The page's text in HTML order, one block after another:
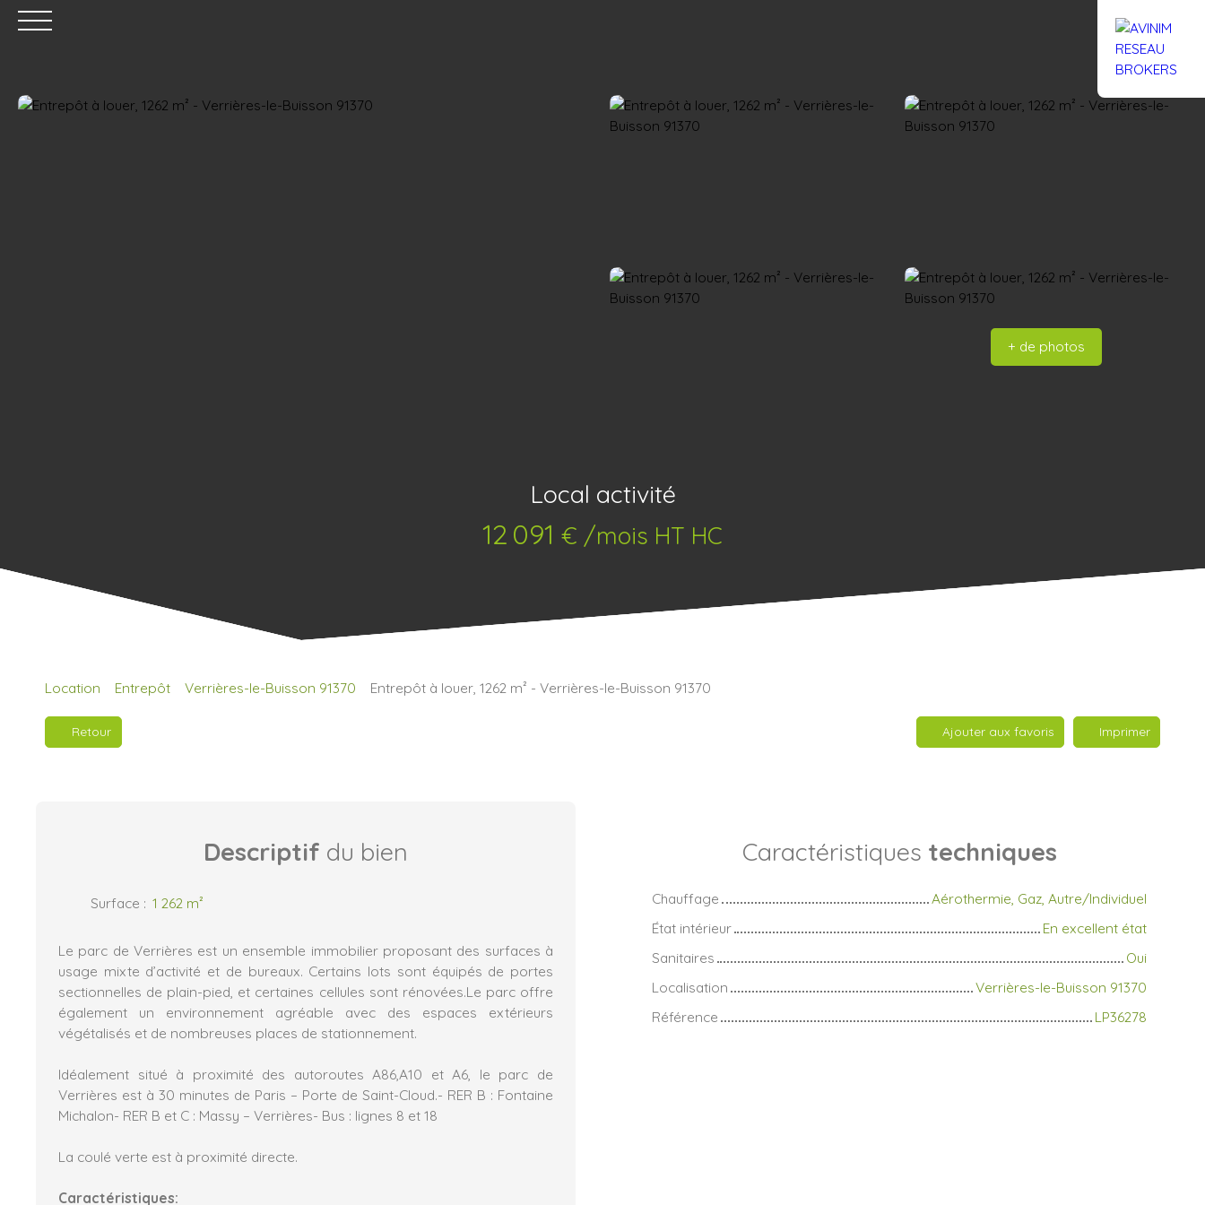
Confiez un local Trouver un Broker Rejoignez-nous Actualités Nous contacter
+ de photos
Local activité
12 091 € /mois HT HC
Location Entrepôt Verrières-le-Buisson 91370 Entrepôt à louer, 1262 m² - Verrières-le-Buisson 91370
Retour Ajouter aux favoris Imprimer
Descriptif du bien
Surface : 1 262 m²
Le parc de Verrières est un ensemble immobilier proposant des surfaces à
usage mixte d’activité et de bureaux. Certains lots sont équipés de portes
sectionnelles de plain-pied, et certaines cellules sont rénovées.Le parc offre
également un environnement agréable avec des espaces extérieurs
végétalisés et de nombreuses places de stationnement.
Idéalement situé à proximité des autoroutes A86,A10 et A6, le parc de
Verrières est à 30 minutes de Paris – Porte de Saint-Cloud.- RER B : Fontaine
Michalon- RER B et C : Massy – Verrières- Bus : lignes 8 et 18
La coulé verte est à proximité directe.
Caractéristiques:
Caractéristiques techniques
Chauffage
Aérothermie, Gaz, Autre/Individuel
État intérieur
En excellent état
Sanitaires
Oui
Localisation
Verrières-le-Buisson 91370
Référence
LP36278